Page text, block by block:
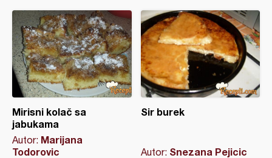
Mirisni kolač sa
jabukama
Autor: Marijana
Todorovic
Sir burek
Autor: Snezana Pejicic